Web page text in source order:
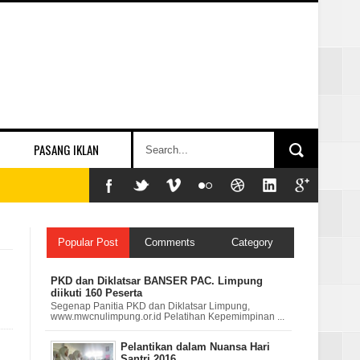
PASANG IKLAN
Popular Post Comments Category
PKD dan Diklatsar BANSER PAC. Limpung
diikuti 160 Peserta
Segenap Panitia PKD dan Diklatsar Limpung,
www.mwcnulimpung.or.id Pelatihan Kepemimpinan ...
Pelantikan dalam Nuansa Hari